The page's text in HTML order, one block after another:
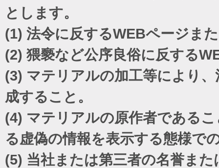
とします。
(1) 法令に反するWEBページま
(2) 猥褻など公序良俗に反する
(3) マテリアルの加工等により
成すること。
(4) マテリアルの原作者である
る虚偽の情報を表示する態様で
(5) 当社または第三者の名誉ま